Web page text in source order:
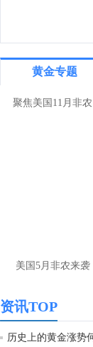
黄金专题
聚焦美国11月非农
美国5月非农来袭
资讯TOP
历史上的黄金涨势